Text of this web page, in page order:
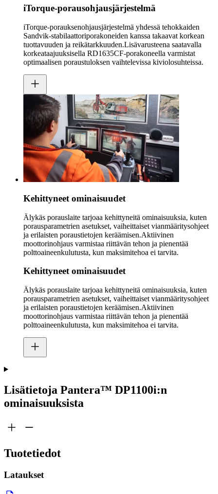
iTorque-porausohjausjärjestelmä
iTorque-porauksenohjausjärjestelmä yhdessä tehokkaiden
Sandvik-stabilaattoriporakoneiden kanssa takaavat korkean
tuottavuuden ja reikätarkkuuden.Lisävarusteena saatavalla
korkeataajuuksisella RD1635CF-porakoneella varmistat
optimaalisen poraustuloksen vaihtelevissa kiviolosuhteissa.
Kehittyneet ominaisuudet
Älykäs porauslaite tarjoaa kehittyneitä ominaisuuksia, kuten
porausparametrien asetukset, vaiheittaiset vianmääritysohjeet
ja erilaisten poraustietojen keräämisen.Aktiivinen
moottorinohjaus varmistaa riittävän tehon ja pienentää
polttoaineenkulutusta, kun maksimitehoa ei tarvita.
Kehittyneet ominaisuudet
Älykäs porauslaite tarjoaa kehittyneitä ominaisuuksia, kuten
porausparametrien asetukset, vaiheittaiset vianmääritysohjeet
ja erilaisten poraustietojen keräämisen.Aktiivinen
moottorinohjaus varmistaa riittävän tehon ja pienentää
polttoaineenkulutusta, kun maksimitehoa ei tarvita.
Lisätietoja Pantera™ DP1100i:n
ominaisuuksista
Tuotetiedot
Lataukset